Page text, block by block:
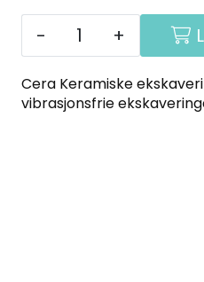
- +
Cera Keramiske
vibrasjonsfrie